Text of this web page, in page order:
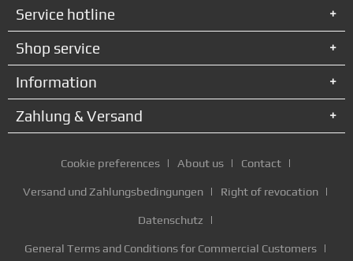
Service hotline
Shop service
Information
Zahlung & Versand
Cookie preferences About us Contact
Versand und Zahlungsbedingungen Right of revocation
Datenschutz
General Terms and Conditions for Commercial Customers